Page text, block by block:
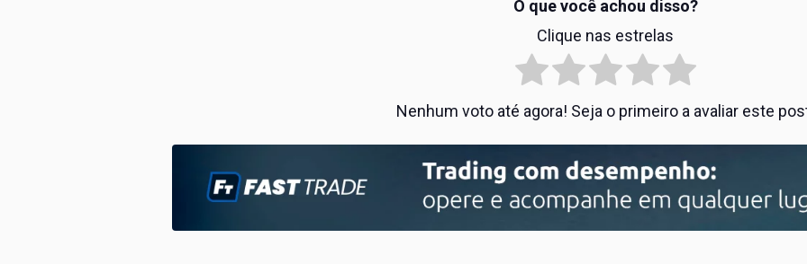
O que você achou disso?
Clique nas estrelas
Nenhum voto até agora! Seja o primeiro a avaliar este